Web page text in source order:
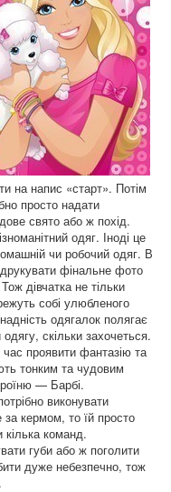
на напис «старт». Потім
просто надати
свято або ж похід.
одяг. Іноді це
чи робочий одяг. В
фінальне фото
дівчатка не тільки
собі улюбленого
одягалок полягає
скільки захочеться.
проявити фантазію та
тонким та чудовим
— Барбі.
виконувати
кермом, то їй просто
кілька команд.
губи або ж поголити
дуже небезпечно, тож